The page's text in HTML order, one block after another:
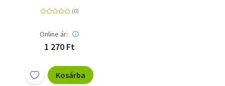
Online ár:
1 270 Ft
Kosárba